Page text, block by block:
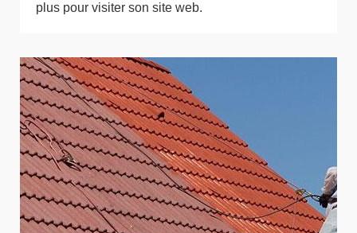
plus pour visiter son site web.